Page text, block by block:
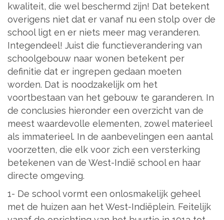
kwaliteit, die wel beschermd zijn! Dat betekent
overigens niet dat er vanaf nu een stolp over de
school ligt en er niets meer mag veranderen.
Integendeel! Juist die functieverandering van
schoolgebouw naar wonen betekent per
definitie dat er ingrepen gedaan moeten
worden. Dat is noodzakelijk om het
voortbestaan van het gebouw te garanderen. In
de conclusies hieronder een overzicht van de
meest waardevolle elementen, zowel materieel
als immaterieel. In de aanbevelingen een aantal
voorzetten, die elk voor zich een versterking
betekenen van de West-Indië school en haar
directe omgeving.
1- De school vormt een onlosmakelijk geheel
met de huizen aan het West-Indiëplein. Feitelijk